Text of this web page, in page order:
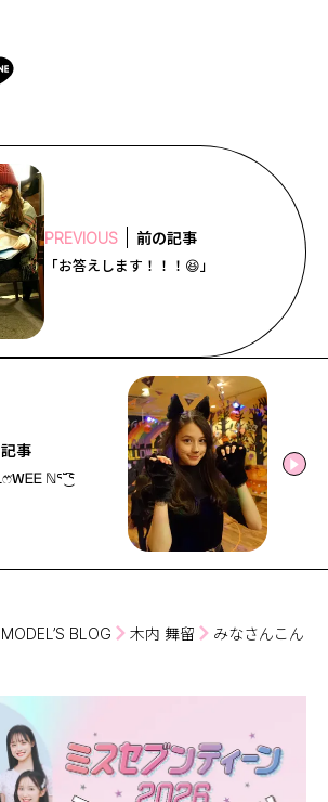
PREVIOUS 前の記事
「お答えします！！！😆」
事
ℕᕐ ̆̈͜͡ ᕐ
MODEL’S BLOG 木内 舞留 みなさんこんに